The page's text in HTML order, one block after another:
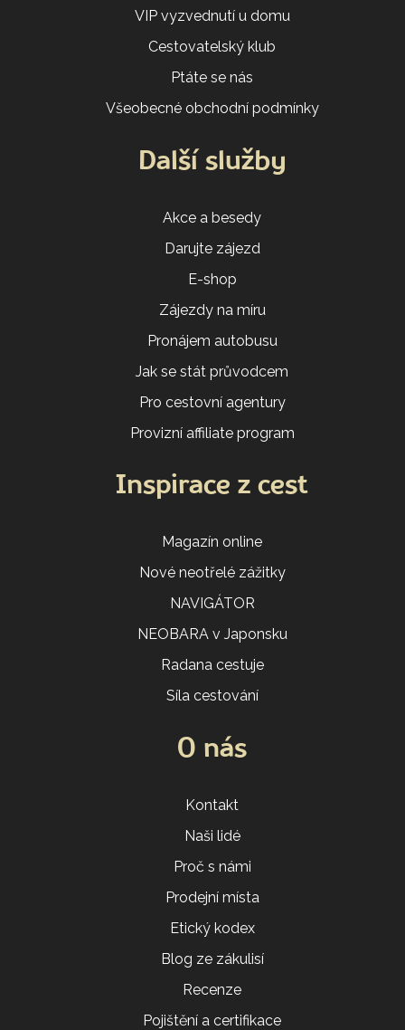
VIP vyzvednutí u domu
Cestovatelský klub
Ptáte se nás
Všeobecné obchodní podmínky
Další služby
Akce a besedy
Darujte zájezd
E-shop
Zájezdy na míru
Pronájem autobusu
Jak se stát průvodcem
Pro cestovní agentury
Provizní affiliate program
Inspirace z cest
Magazín online
Nové neotřelé zážitky
NAVIGÁTOR
NEOBARA v Japonsku
Radana cestuje
Síla cestování
O nás
Kontakt
Naši lidé
Proč s námi
Prodejní místa
Etický kodex
Blog ze zákulisí
Recenze
Pojištění a certifikace